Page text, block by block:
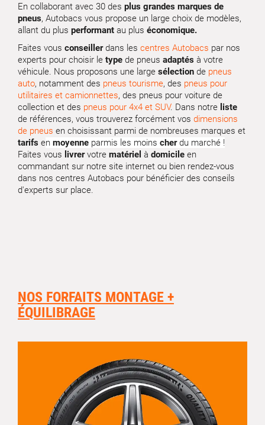
En collaborant avec 30 des plus grandes marques de
pneus, Autobacs vous propose un large choix de modèles,
allant du plus performant au plus économique.
Faites vous conseillerdans les centres Autobacs par nos
experts pour choisir le type de pneus adaptés à votre
véhicule. Nous proposons une large sélection de pneus
auto, notamment des pneus tourisme, des pneus pour
utilitaires et camionnettes, des pneus pour voiture de
collection et des pneus pour 4x4 et SUV. Dans notre liste
de références, vous trouverez forcément vos dimensions
de pneus en choisissant parmi de nombreuses marques et
tarifs en moyenne parmis les moins cherdu marché !
Faites vous livrervotre matériel à domicile en
commandant sur notre site internet ou bien rendez-vous
dans nos centres Autobacs pour bénéficier des conseils
d'experts sur place.
NOS FORFAITS MONTAGE +
ÉQUILIBRAGE